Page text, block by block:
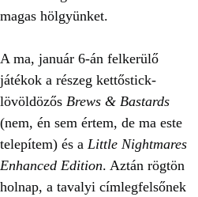
magas hölgyünket.
A ma, január 6-án felkerülő
játékok a részeg kettőstick-
lövöldözős Brews & Bastards
(nem, én sem értem, de ma este
telepítem) és a Little Nightmares
Enhanced Edition. Aztán rögtön
holnap, a tavalyi címlegfelsőnek